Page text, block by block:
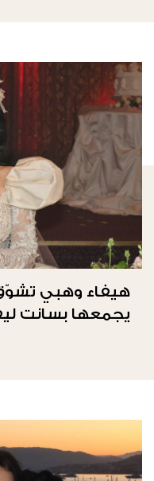
هيفاء وهبي
يجمعها بسانت